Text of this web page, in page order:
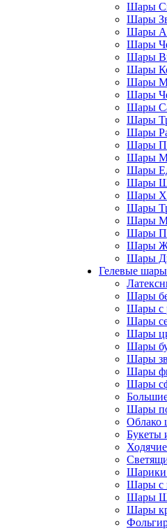
Шары
Шары
Шары
Шары
Шары
Шары
Шары
Шары
Шары
Шары
Шары
Шары
Шары
Шары
Шары
Шары
Шары
Шары
Шары
Шары
Шары
Гелевые шары
Шары
Шары с
Шары
Шары
Шары
Шары
Шары
Шары
Шары
Облако
Букеты
Шарики
Шары с
Шары
Шары